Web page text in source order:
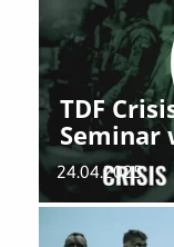
TDF
Seminar
24.04.2025